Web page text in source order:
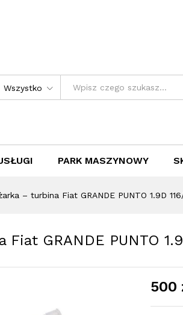
Wszystko
PARK MASZYNOWY
– turbina Fiat GRANDE PUNTO 1.9D
GRANDE PUNTO
500